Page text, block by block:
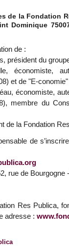
de la Fondation
Dominique
de :
président du
économiste,
et de "E-
économiste,
membre du
de la Fondation
de
rue de Bourgogne
Res Publica,
adresse :